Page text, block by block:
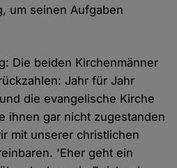
um seinen Aufgaben
Die beiden Kirchenmänner
Jahr für Jahr
die evangelische Kirche
ihnen gar nicht zugestanden
mit unserer christlichen
'Eher geht ein